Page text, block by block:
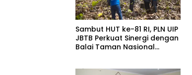
Sambut HUT ke-81 RI, PLN UIP
JBTB Perkuat Sinergi dengan
Balai Taman Nasional